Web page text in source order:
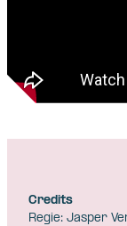
Credits
Regie: Jasper